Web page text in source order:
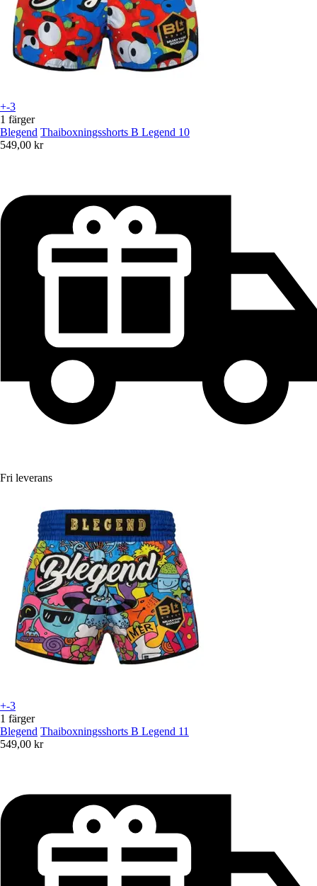
+-3
1 färger
Blegend Thaiboxningsshorts B Legend 10
549,00 kr
Fri leverans
+-3
1 färger
Blegend Thaiboxningsshorts B Legend 11
549,00 kr